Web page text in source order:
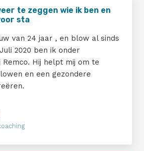
te zeggen wie ik ben en
sta
van 24 jaar , en blow al sinds
2020 ben ik onder
Remco. Hij helpt mij om te
en een gezondere